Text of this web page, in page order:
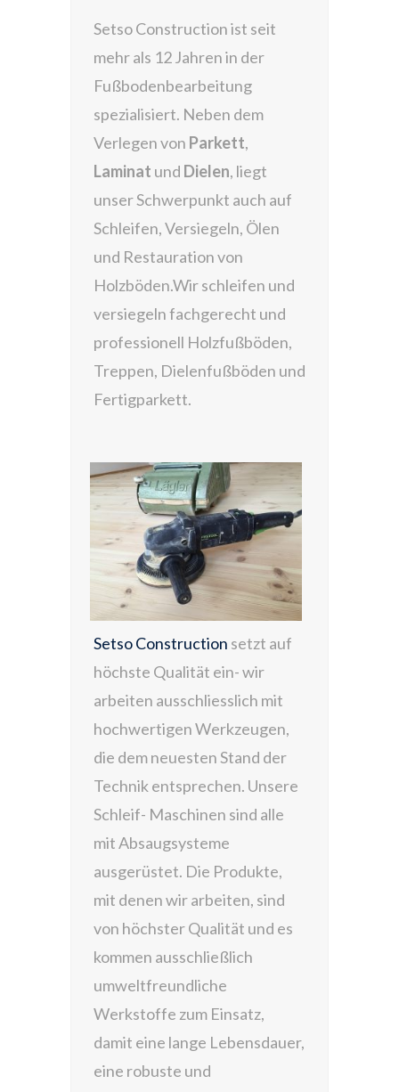
Setso Construction ist seit
mehr als 12 Jahren in der
Fußbodenbearbeitung
spezialisiert. Neben dem
Verlegen von Parkett,
Laminat und Dielen, liegt
unser Schwerpunkt auch auf
Schleifen, Versiegeln, Ölen
und Restauration von
Holzböden.Wir schleifen und
versiegeln fachgerecht und
professionell Holzfußböden,
Treppen, Dielenfußböden und
Fertigparkett.
Setso Construction setzt auf
höchste Qualität ein- wir
arbeiten ausschliesslich mit
hochwertigen Werkzeugen,
die dem neuesten Stand der
Technik entsprechen. Unsere
Schleif- Maschinen sind alle
mit Absaugsysteme
ausgerüstet. Die Produkte,
mit denen wir arbeiten, sind
von höchster Qualität und es
kommen ausschließlich
umweltfreundliche
Werkstoffe zum Einsatz,
damit eine lange Lebensdauer,
eine robuste und